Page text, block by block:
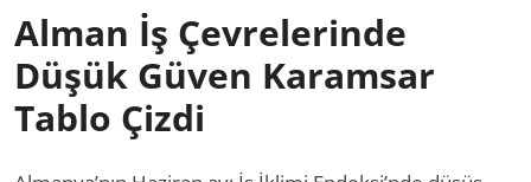
Alman İş Çevrelerinde
Düşük Güven Karamsar
Tablo Çizdi